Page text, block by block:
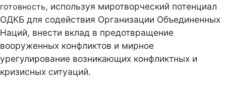
готовность, используя миротворческий потенциал
ОДКБ для содействия Организации Объединенных
Наций, внести вклад в предотвращение
вооруженных конфликтов и мирное
урегулирование возникающих конфликтных и
кризисных ситуаций.